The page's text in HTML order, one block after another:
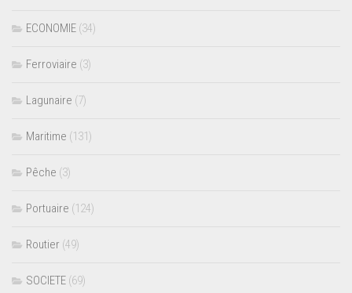
ECONOMIE (34)
Ferroviaire (3)
Lagunaire (7)
Maritime (131)
Pêche (3)
Portuaire (124)
Routier (49)
SOCIETE (69)